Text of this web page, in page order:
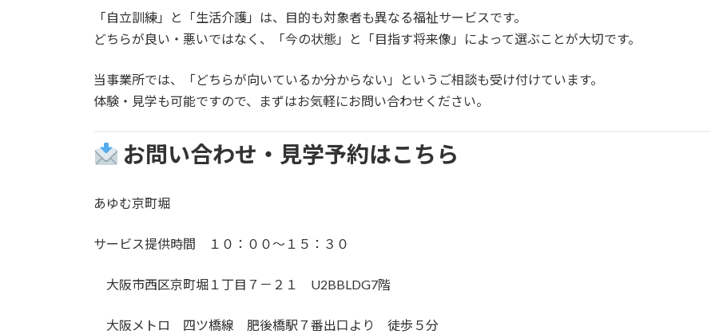
「自立訓練」と「生活介護」は、目的も対象者も異なる福祉サービスです。
どちらが良い・悪いではなく、「今の状態」と「目指す将来像」によって選ぶことが大切です。
当事業所では、「どちらが向いているか分からない」というご相談も受け付けています。
体験・見学も可能ですので、まずはお気軽にお問い合わせください。
お問い合わせ・見学予約はこちら
あゆむ京町堀
サービス提供時間 １０：００～１５：３０
大阪市西区京町堀１丁目７－２１ U2BBLDG7階
大阪メトロ 四ツ橋線 肥後橋駅７番出口より 徒歩５分